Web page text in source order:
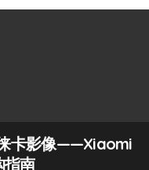
卡影像——Xiaomi
指南